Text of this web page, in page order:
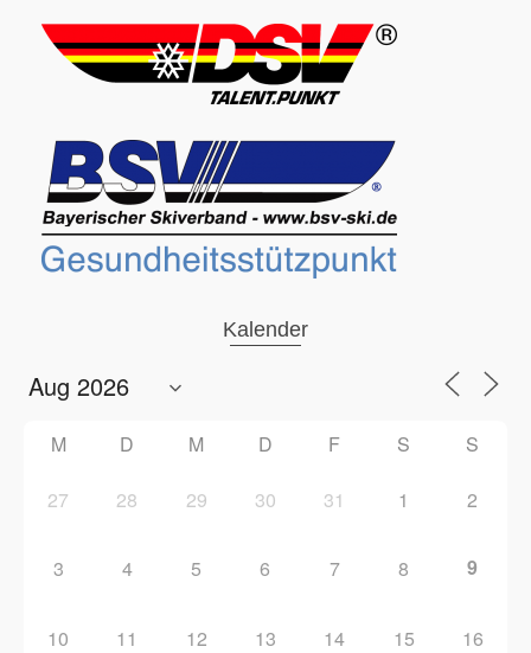
Kalender
M D M D F S S
27 28 29 30 31 1 2
3 4 5 6 7 8 9
10 11 12 13 14 15 16